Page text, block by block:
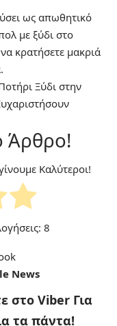
ως απωθητικό
με ξύδι στο
κρατήσετε μακριά
Ξύδι στην
Άρθρο!
Καλύτεροι!
8
News
στο Viber Για
τα πάντα!